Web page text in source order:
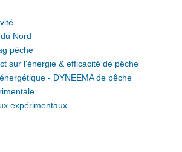
Nord
pêche
sur l'énergie & efficacité de pêche
- DYNEEMA de pêche
expérimentaux